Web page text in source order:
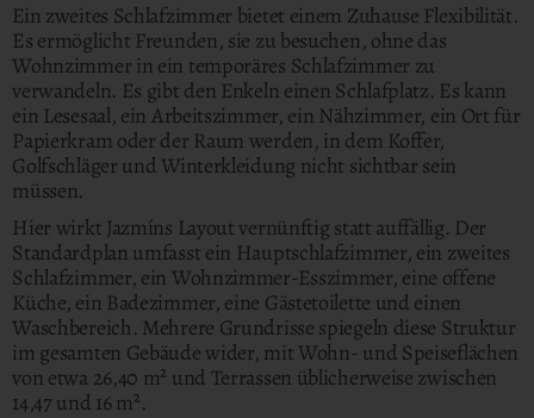
Ein zweites Schlafzimmer bietet einem Zuhause Flexibilität.
Es ermöglicht Freunden, sie zu besuchen, ohne das
Wohnzimmer in ein temporäres Schlafzimmer zu
verwandeln. Es gibt den Enkeln einen Schlafplatz. Es kann
ein Lesesaal, ein Arbeitszimmer, ein Nähzimmer, ein Ort für
Papierkram oder der Raum werden, in dem Koffer,
Golfschläger und Winterkleidung nicht sichtbar sein
müssen.
Hier wirkt Jazmíns Layout vernünftig statt auffällig. Der
Standardplan umfasst ein Hauptschlafzimmer, ein zweites
Schlafzimmer, ein Wohnzimmer-Esszimmer, eine offene
Küche, ein Badezimmer, eine Gästetoilette und einen
Waschbereich. Mehrere Grundrisse spiegeln diese Struktur
im gesamten Gebäude wider, mit Wohn- und Speiseflächen
von etwa 26,40 m² und Terrassen üblicherweise zwischen
14,47 und 16 m².